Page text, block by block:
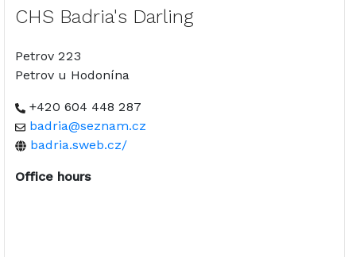
Pet
Shop
CHS Badria's Darling
Petrov 223
Petrov u Hodonína
+420 604 448 287
badria@seznam.cz
badria.sweb.cz/
Office hours